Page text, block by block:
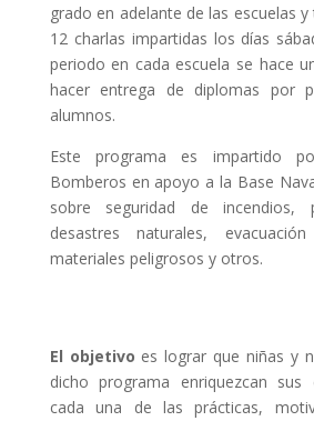
grado en adelante de las escuelas
12 charlas impartidas los días
periodo en cada escuela se hace
hacer entrega de diplomas por
alumnos.
Este programa es impartido
Bomberos en apoyo a la Base
sobre seguridad de incendios,
desastres naturales,
materiales peligrosos y otros.
El objetivo es lograr que niñas y
dicho programa enriquezcan sus
cada una de las prácticas,